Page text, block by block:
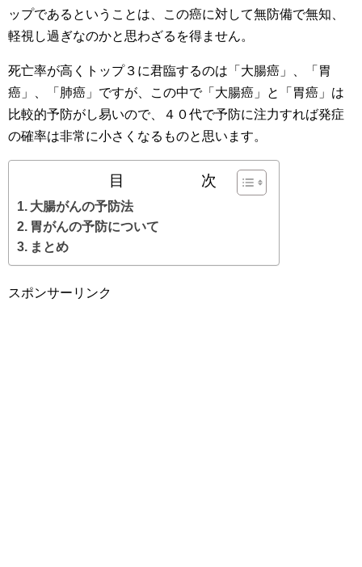
ップであるということは、この癌に対して無防備で無知、
軽視し過ぎなのかと思わざるを得ません。
死亡率が高くトップ３に君臨するのは「大腸癌」、「胃
癌」、「肺癌」ですが、この中で「大腸癌」と「胃癌」は
比較的予防がし易いので、４０代で予防に注力すれば発症
の確率は非常に小さくなるものと思います。
目 次
大腸がんの予防法
胃がんの予防について
まとめ
スポンサーリンク